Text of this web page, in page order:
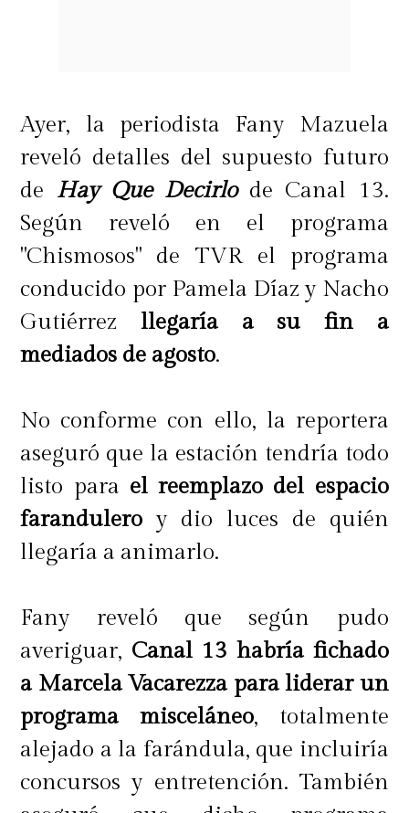
Ayer, la periodista Fany Mazuela
reveló detalles del supuesto futuro
de Hay Que Decirlode Canal 13.
Según reveló en el programa
"Chismosos" de TVR el programa
conducido por Pamela Díaz y Nacho
Gutiérrezllegaría a su fin a
mediados de agosto.
No conforme con ello, la reportera
aseguró que la estación tendría todo
listo para el reemplazo del espacio
farandulero y dio luces de quién
llegaría a animarlo.
Fany reveló que según pudo
averiguar, Canal 13 habría fichado
a Marcela Vacarezza para liderar un
programa misceláneo, totalmente
alejado a la farándula, que incluiría
concursos y entretención. También